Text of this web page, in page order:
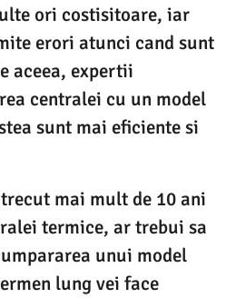
ori costisitoare, iar
erori atunci cand sunt
aceea, expertii
centralei cu un model
sunt mai eficiente si
mai mult de 10 ani
termice, ar trebui sa
unui model
lung vei face